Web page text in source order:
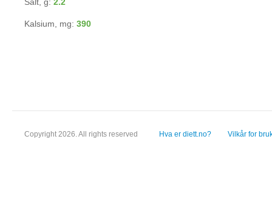
Kalsium, mg: 390
Copyright 2026. All rights reserved Hva er diett.no? Vilkår for